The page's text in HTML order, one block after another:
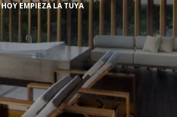
HOY EMPIEZA LA TUYA